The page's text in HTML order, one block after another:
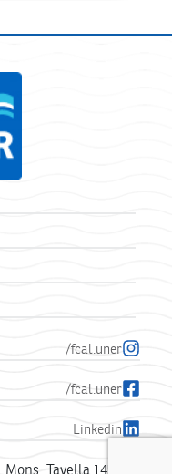
/fcal.uner
/fcal.uner
Linkedin
Mons. Tavella 1450